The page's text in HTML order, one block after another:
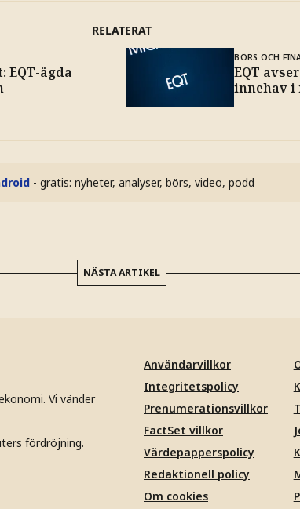
RELATERAT
EQT-ägda
BÖRS OCH
EQT
innehav i
- gratis: nyheter, analyser, börs, video, podd
NÄSTA ARTIKEL
Vi vänder
fördröjning.
Användarvillkor
Integritetspolicy
Prenumerationsvillkor
FactSet villkor
Värdepapperspolicy
Redaktionell policy
Om cookies